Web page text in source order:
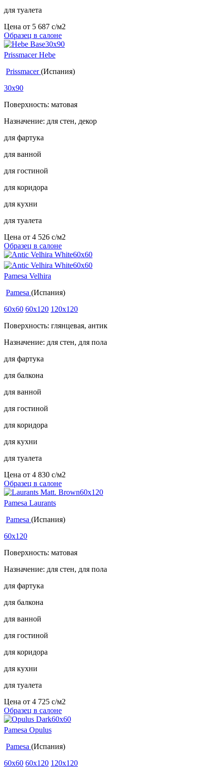
для туалета
Цена от 5 687 c/м2
Образец в салоне
Prissmacer Hebe
Prissmacer(Испания)
30x90
Поверхность: матовая
Назначение: для стен, декор
для фартука
для ванной
для гостиной
для коридора
для кухни
для туалета
Цена от 4 526 c/м2
Образец в салоне
Pamesa Velhira
Pamesa (Испания)
60x60 60x120 120x120
Поверхность: глянцевая, антик
Назначение: для стен, для пола
для фартука
для балкона
для ванной
для гостиной
для коридора
для кухни
для туалета
Цена от 4 830 c/м2
Образец в салоне
Pamesa Laurants
Pamesa (Испания)
60x120
Поверхность: матовая
Назначение: для стен, для пола
для фартука
для балкона
для ванной
для гостиной
для коридора
для кухни
для туалета
Цена от 4 725 c/м2
Образец в салоне
Pamesa Opulus
Pamesa (Испания)
60x60 60x120 120x120